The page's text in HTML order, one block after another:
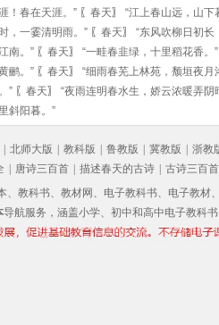
！春在天涯。” 〖 春天〗 “江上春山远，山下
，一霎清明雨。” 〖 春天〗 “东风吹柳日初长
南。” 〖 春天〗 “一畦春韭绿，十里稻花香。”
鹂。” 〖 春天〗 “细雨春芜上林苑，颓垣夜月
” 〖 春天〗 “夜雨连明春水生，娇云浓暖弄阴
斜阳暮。”
北师大版 教科版 鲁教版 冀教版
浙教
唐诗三百首 描述春天的古诗
古诗三百首
、教科书、教材网、电子教科书、电子教材
导航服务，涵盖小学、初中和高中电子教科